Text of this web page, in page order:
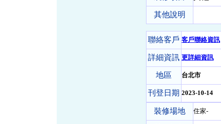
其他說明
聯絡客戶 客戶聯絡資訊
詳細資訊 更詳細資訊
地區 台北市
刊登日期 2023-10-14
裝修場地 住家-